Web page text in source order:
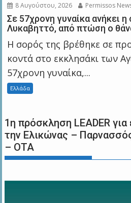
8 Αυγούστου, 2026 Permissos
Σε 57χρονη γυναίκα ανήκει
Λυκαβηττό, από πτώση ο
Η σορός της βρέθηκε σε
κοντά στο εκκλησάκι των
57χρονη γυναίκα,...
Ελλάδα
1η πρόσκληση LEADER
την Ελικώνας –
– ΟΤΑ